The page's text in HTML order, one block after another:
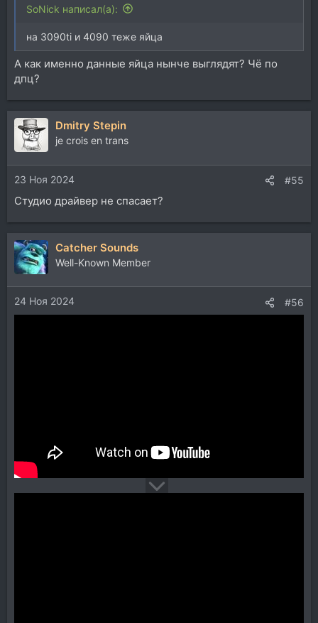
SoNick написал(а):
на 3090ti и 4090 теже яйца
А как именно данные яйца нынче выглядят? Чё по
дпц?
Dmitry Stepin
je crois en trans
23 Ноя 2024 #55
Студио драйвер не спасает?
Catcher Sounds
Well-Known Member
24 Ноя 2024 #56